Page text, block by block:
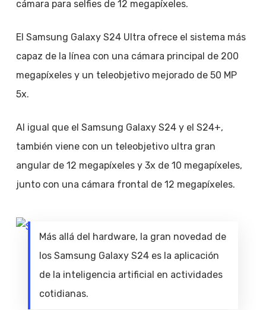
cámara para selfies de 12 megapíxeles.
El Samsung Galaxy S24 Ultra ofrece el sistema más
capaz de la línea con una cámara principal de 200
megapíxeles y un teleobjetivo mejorado de 50 MP
5x.
Al igual que el Samsung Galaxy S24 y el S24+,
también viene con un teleobjetivo ultra gran
angular de 12 megapíxeles y 3x de 10 megapíxeles,
junto con una cámara frontal de 12 megapíxeles.
Más allá del hardware, la gran novedad de
los Samsung Galaxy S24 es la aplicación
de la inteligencia artificial en actividades
cotidianas.